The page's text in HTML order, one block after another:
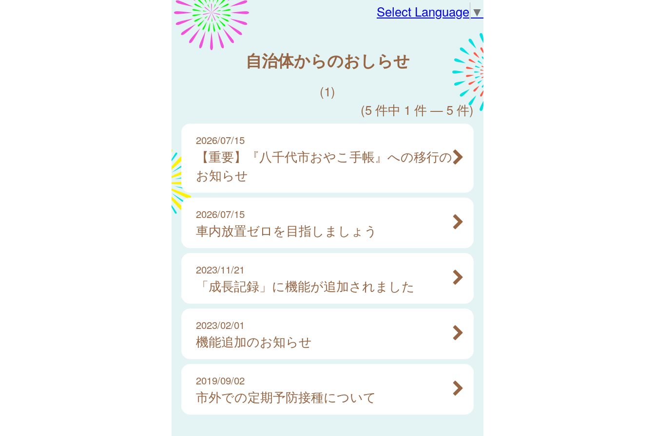
Select Language ▼
自治体からのおしらせ
(1)
(5 件中 1 件 — 5 件)
2026/07/15
【重要】『八千代市おやこ手帳』への移行の
お知らせ
2026/07/15
車内放置ゼロを目指しましょう
2023/11/21
「成長記録」に機能が追加されました
2023/02/01
機能追加のお知らせ
2019/09/02
市外での定期予防接種について